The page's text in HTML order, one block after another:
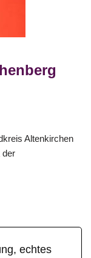
Altenkirchen
der
echtes